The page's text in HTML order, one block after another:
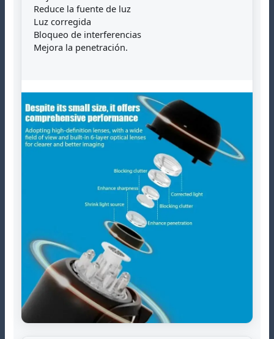
Reduce la fuente de luz
Luz corregida
Bloqueo de interferencias
Mejora la penetración.